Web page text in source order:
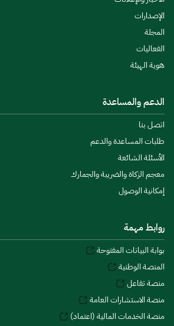
الإصدارات
المجلة
الفعاليات
هوية الهيئة
الدعم والمساعدة
اتصل بنا
طلبات المساعدة والدعم
الأسئلة الشائعة
معجم الزكاة والضريبة والجمارك
إمكانية الوصول
روابط مهمة
بوابة البيانات المفتوحة
المنصة الوطنية
منصة تفاعل
منصة الاستشارات العامة
منصة الخدمات المالية (اعتماد)